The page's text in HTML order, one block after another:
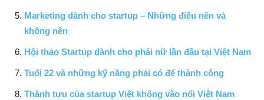
Marketing dành cho startup – Những điều nên và
không nên
Hội thảo Startup dành cho phái nữ lần đầu tại Việt Nam
Tuổi 22 và những kỹ năng phải có để thành công
Thành tựu của startup Việt không vào nổi Việt Nam